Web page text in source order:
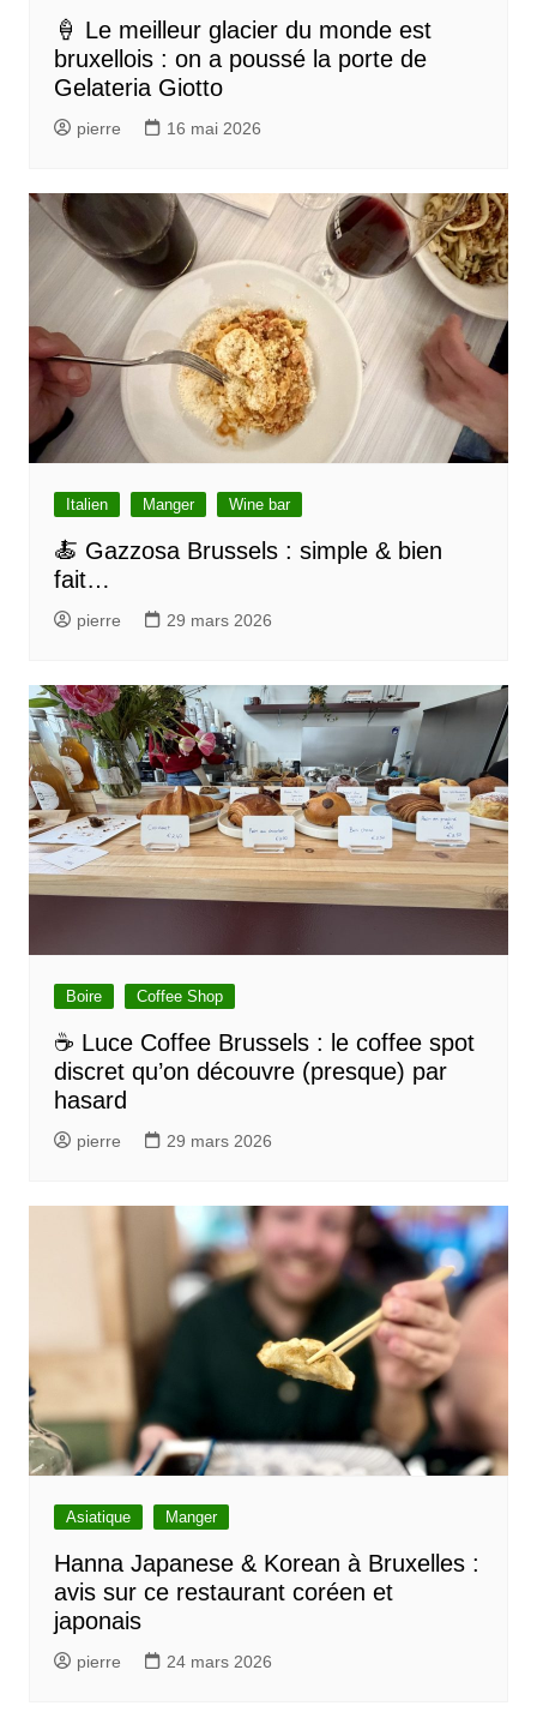
c
🍦 Le meilleur glacier du monde est
bruxellois : on a poussé la porte de
Gelateria Giotto
pierre 16 mai 2026
Italien Manger Wine bar
🍝 Gazzosa Brussels : simple & bien
fait…
pierre 29 mars 2026
Boire Coffee Shop
☕ Luce Coffee Brussels : le coffee spot
discret qu’on découvre (presque) par
hasard
pierre 29 mars 2026
Asiatique Manger
Hanna Japanese & Korean à Bruxelles :
avis sur ce restaurant coréen et
japonais
pierre 24 mars 2026